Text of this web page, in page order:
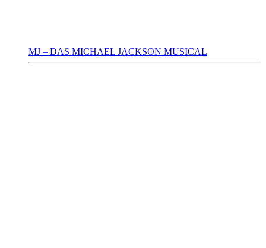
MJ – DAS MICHAEL JACKSON MUSICAL